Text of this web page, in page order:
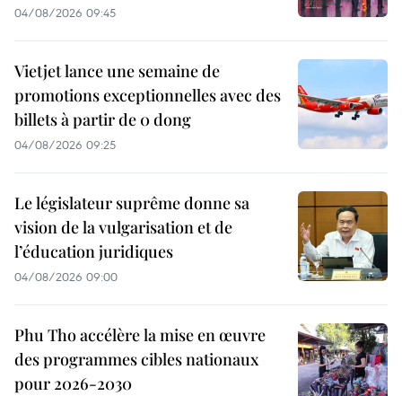
04/08/2026 09:45
Vietjet lance une semaine de
promotions exceptionnelles avec des
billets à partir de 0 dong
04/08/2026 09:25
Le législateur suprême donne sa
vision de la vulgarisation et de
l’éducation juridiques
04/08/2026 09:00
Phu Tho accélère la mise en œuvre
des programmes cibles nationaux
pour 2026-2030